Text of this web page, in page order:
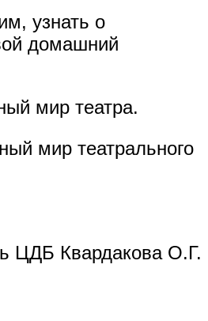
узнать о
домашний
мир театра.
мир театрального
ЦДБ Квардакова О.Г.